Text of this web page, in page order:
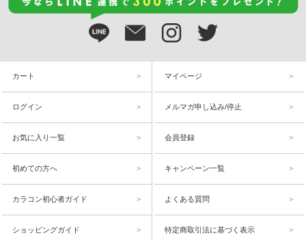
カート マイページ
ログイン メルマガ申し込み/停止
お気に入り一覧 会員登録
初めての方へ キャンペーン一覧
カラコン初心者ガイド よくある質問
ショッピングガイド 特定商取引法に基づく表示